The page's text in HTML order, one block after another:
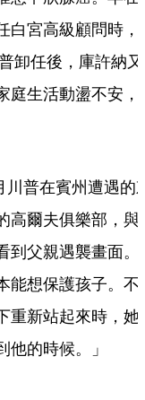
白宮高級顧問時，
卸任後，庫許納又
庭生活動盪不安，
川普在賓州遭遇的
高爾夫俱樂部，與
到父親遇襲畫面。
能想保護孩子。不
重新站起來時，她
的時候。」